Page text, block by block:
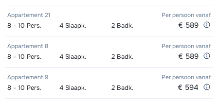
Groepsles ski Kind (5 - 13 jaar) 's
middags - Gevorderd (min. 4 weken)
afhankelijk
van week
Groepsles snowboard vanaf 5 jaar
's middags - Beginner (0 weken)
afhankelijk
van week
Groepsles snowboard vanaf 5 jaar
's middags - Gemiddeld (1-2 weken)
afhankelijk
van week
Appartement 21 Per persoonvanaf
8 - 10 Pers. 4 Slaapk. 2 Badk. € 589
Appartement 8 Per persoonvanaf
8 - 10 Pers. 4 Slaapk. 2 Badk. € 589
Appartement 9 Per persoonvanaf
8 - 10 Pers. 4 Slaapk. 2 Badk. € 594